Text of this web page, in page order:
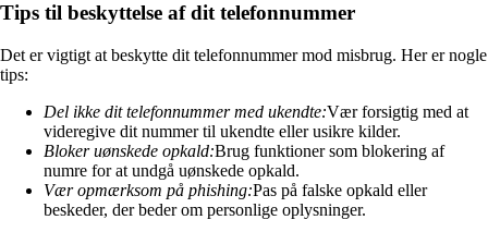
Tips til beskyttelse af dit telefonnummer
Det er vigtigt at beskytte dit telefonnummer mod misbrug. Her er nogle
tips:
Del ikke dit telefonnummer med ukendte:Vær forsigtig med at
videregive dit nummer til ukendte eller usikre kilder.
Bloker uønskede opkald:Brug funktioner som blokering af
numre for at undgå uønskede opkald.
Vær opmærksom på phishing:Pas på falske opkald eller
beskeder, der beder om personlige oplysninger.